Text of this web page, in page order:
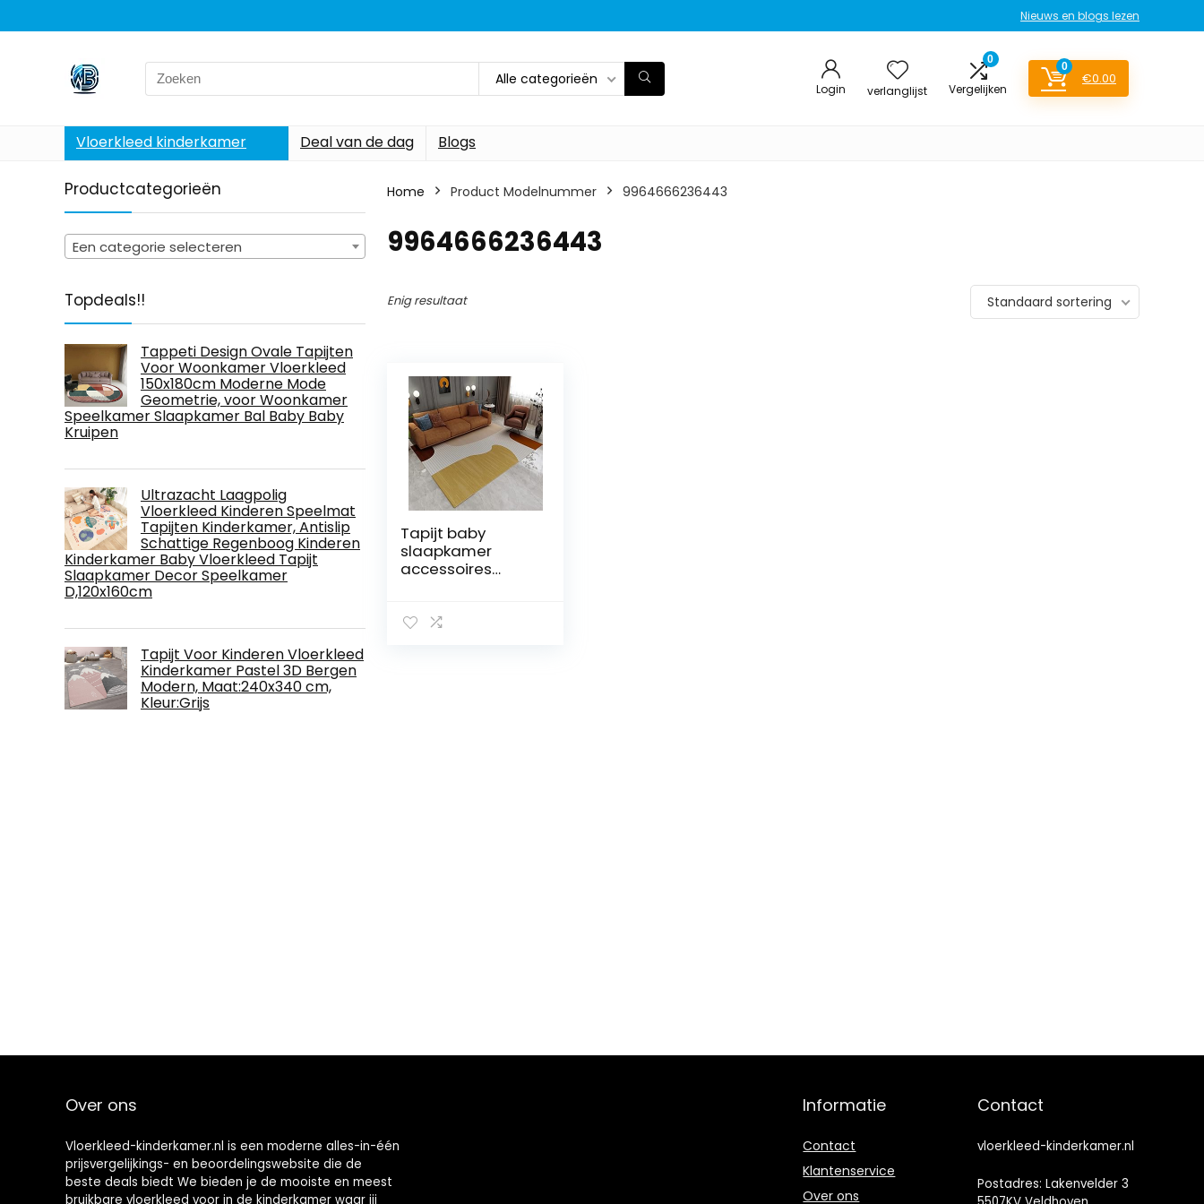
Nieuws en blogs lezen
Search
for:
Alle categorieën
Login verlanglijst
0
Vergelijken
0
€0.00
Vloerkleed kinderkamer Deal van de dag Blogs
Productcategorieën
Een categorie selecteren
Topdeals!!
Tappeti Design Ovale Tapijten
Voor Woonkamer Vloerkleed
150x180cm Moderne Mode
Geometrie, voor Woonkamer
Speelkamer Slaapkamer Bal Baby Baby
Kruipen
Ultrazacht Laagpolig
Vloerkleed Kinderen Speelmat
Tapijten Kinderkamer, Antislip
Schattige Regenboog Kinderen
Kinderkamer Baby Vloerkleed Tapijt
Slaapkamer Decor Speelkamer
D,120x160cm
Tapijt Voor Kinderen Vloerkleed
Kinderkamer Pastel 3D Bergen
Modern, Maat:240x340 cm,
Kleur:Grijs
Home Product Modelnummer ‎9964666236443
‎9964666236443
Enig resultaat Standaard sortering
Tapijt baby
slaapkamer
accessoires
bruin grijs
Over ons
Vloerkleed-kinderkamer.nl is een moderne alles-in-één
prijsvergelijkings- en beoordelingswebsite die de
beste deals biedt We bieden je de mooiste en meest
bruikbare vloerkleed voor in de kinderkamer waar jij
Informatie
Contact
Klantenservice
Over ons
Contact
vloerkleed-kinderkamer.nl
Postadres: Lakenvelder 3